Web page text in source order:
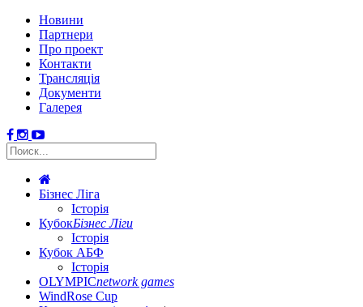
Новини
Партнери
Про проект
Контакти
Трансляція
Документи
Галерея
Бізнес Ліга
Історія
КубокБізнес Ліги
Історія
Кубок АБФ
Історія
OLYMPICnetwork games
WindRose Cup